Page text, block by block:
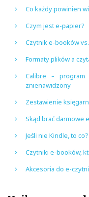
Co każdy powinien
Czym jest e-papier?
Czytnik e-booków
Formaty plików a
Calibre –
znienawidzony
Zestawienie
Skąd brać darmowe
Jeśli nie Kindle, to co?
Czytniki e-booków,
Akcesoria do e-